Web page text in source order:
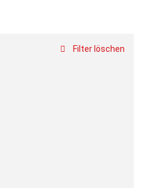
Filter löschen